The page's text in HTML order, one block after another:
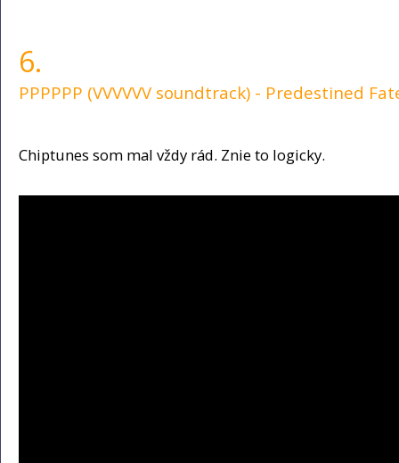
6.
PPPPPP (VVVVVV soundtrack) - Predestined
Chiptunes som mal vždy rád. Znie to logicky.